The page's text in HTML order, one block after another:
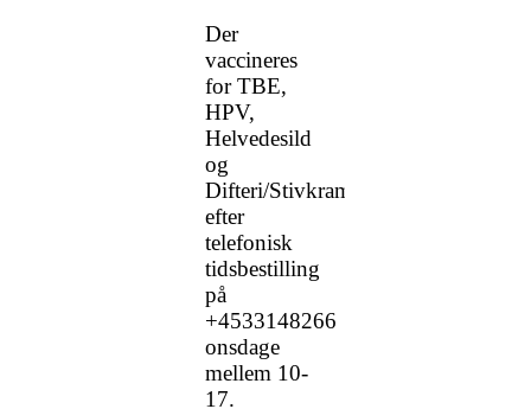
Der
vaccineres
for TBE,
HPV,
Helvedesild
og
Difteri/Stivkrampe
efter
telefonisk
tidsbestilling
på
+4533148266
onsdage
mellem 10-
17.